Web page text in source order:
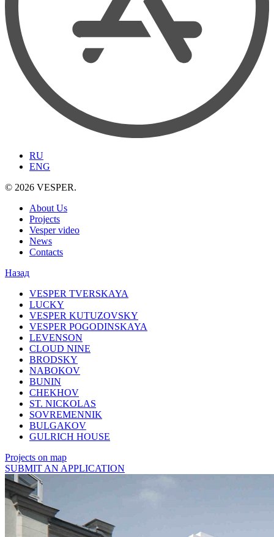
RU
ENG
© 2026 VESPER.
About Us
Projects
Vesper video
News
Contacts
Назад
VESPER TVERSKAYA
LUCKY
VESPER KUTUZOVSKY
VESPER POGODINSKAYA
LEVENSON
CLOUD NINE
BRODSKY
NABOKOV
BUNIN
CHEKHOV
ST. NICKOLAS
SOVREMENNIK
BULGAKOV
GULRICH HOUSE
Projects on map
SUBMIT AN APPLICATION